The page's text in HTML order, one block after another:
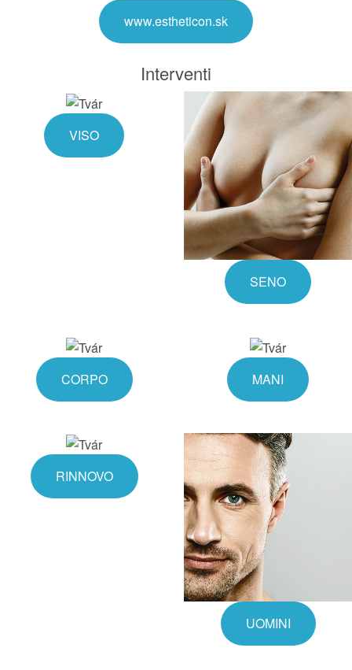
www.estheticon.sk
Interventi
VISO
SENO
CORPO MANI
RINNOVO
UOMINI